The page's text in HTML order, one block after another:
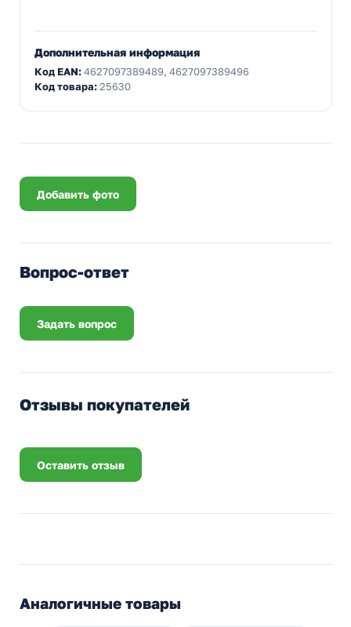
Дополнительная информация
Код EAN:4627097389489, 4627097389496
Код товара:25630
Добавить фото
Вопрос-ответ
Задать вопрос
Отзывы покупателей
Оставить отзыв
Аналогичные товары